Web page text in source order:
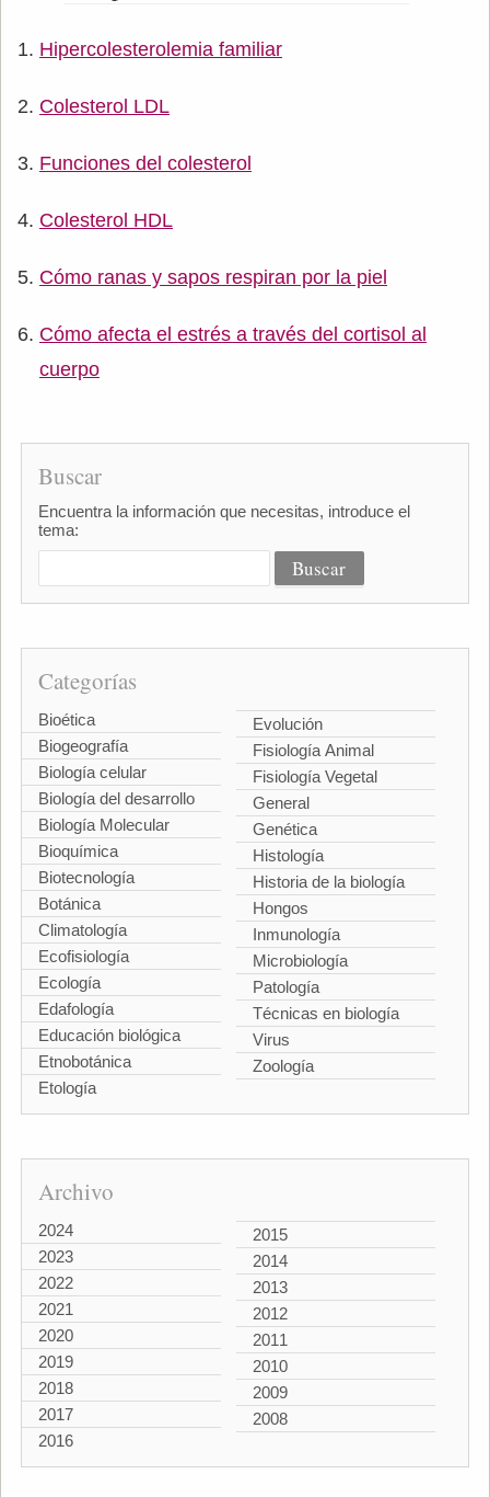
Hipercolesterolemia familiar
Colesterol LDL
Funciones del colesterol
Colesterol HDL
Cómo ranas y sapos respiran por la piel
Cómo afecta el estrés a través del cortisol al
cuerpo
Buscar
Encuentra la información que necesitas, introduce el
tema:
Categorías
Bioética
Biogeografía
Biología celular
Biología del desarrollo
Biología Molecular
Bioquímica
Biotecnología
Botánica
Climatología
Ecofisiología
Ecología
Edafología
Educación biológica
Etnobotánica
Etología
Evolución
Fisiología Animal
Fisiología Vegetal
General
Genética
Histología
Historia de la biología
Hongos
Inmunología
Microbiología
Patología
Técnicas en biología
Virus
Zoología
Archivo
2024
2023
2022
2021
2020
2019
2018
2017
2016
2015
2014
2013
2012
2011
2010
2009
2008